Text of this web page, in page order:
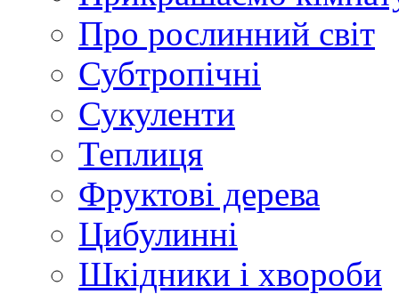
Про рослинний світ
Субтропічні
Сукуленти
Теплиця
Фруктові дерева
Цибулинні
Шкідники і хвороби